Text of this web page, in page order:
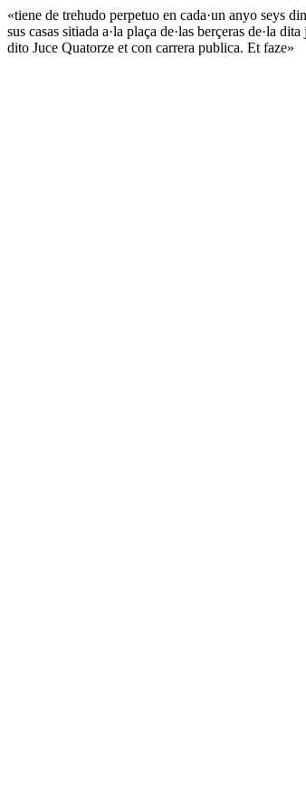
«tiene de trehudo perpetuo en cada·un anyo seys
sus casas sitiada a·la plaça de·las berçeras de·la
dito Juce Quatorze et con carrera publica. Et faze»